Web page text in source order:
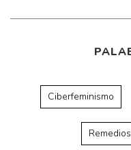
Ciberfeminismo